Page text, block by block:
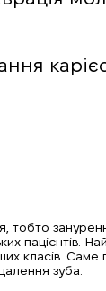
тобто
пацієнтів.
класів. Саме
зуба.